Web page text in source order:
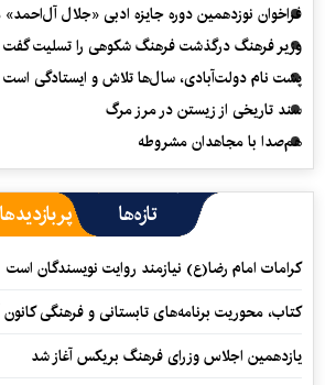
فراخوان نوزدهمین دوره جایزه ادبی «جلال
وزیر فرهنگ درگذشت فرهنگ شکوهی را تسلیت گفت
پشت نام دولت‌آبادی، سال‌ها تلاش و ایستادگی است
سند تاریخی از زیستن در مرز مرگ
هم‌صدا با مجاهدان مشروطه
تازه‌ها پربازدیدها
کرامات امام رضا(ع) نیازمند روایت نویسندگان است
کتاب، محوریت برنامه‌های تابستانی و فرهنگی
یازدهمین اجلاس وزرای فرهنگ بریکس آغاز شد